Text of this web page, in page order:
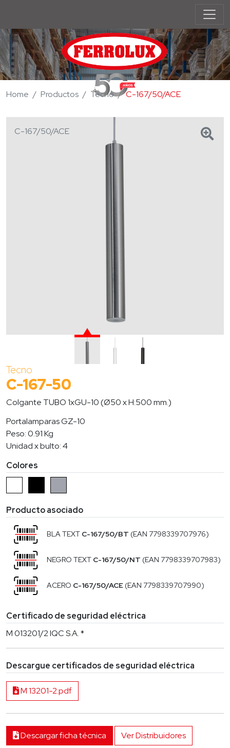
Home Productos Tecno C-167/50/ACE
C-167/50/ACE
Tecno
C-167-50
Colgante TUBO 1xGU-10 (Ø50 x H:500 mm.)
Portalamparas GZ-10
Peso: 0.91 Kg
Unidad x bulto: 4
Colores
Producto asociado
BLA TEXT C-167/50/BT (EAN 7798339707976)
NEGRO TEXT C-167/50/NT (EAN 7798339707983)
ACERO C-167/50/ACE (EAN 7798339707990)
Certificado de seguridad eléctrica
M 013201/2 IQC S.A. *
Descargue certificados de seguridad eléctrica
M 13201-2.pdf
Descargar ficha técnica Ver Distribuidores